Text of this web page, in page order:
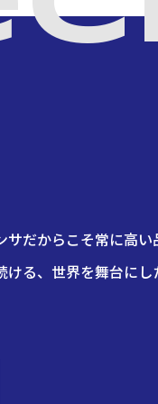
サだからこそ常に高い
ける、世界を舞台にし